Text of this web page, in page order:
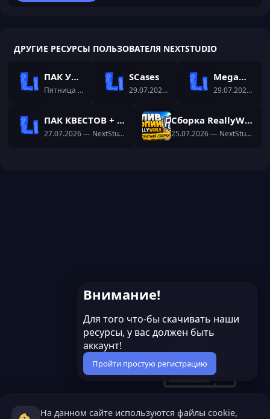
ДРУГИЕ РЕСУРСЫ ПОЛЬЗОВАТЕЛЯ NEXTSTUDIO
ПАК УНИКАЛЬНИХ ИВЕНТОВ
Пятница в 11:50 — NextStudio
SCases
29.07.2026 — NextStudio
MegaMiner
29.07.2026 —
ПАК КВЕСТОВ + ПЛАГИН
27.07.2026— NextStudio
Сборка ReallyWorld
25.07.2026— NextStudio
Внимание!
Для того что-бы скачивать наши
ресурсы, у вас должен быть
аккаунт!
Пройти простую регистрацию
На данном сайте используются файлы cookie,